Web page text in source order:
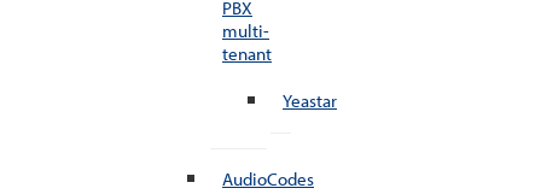
PBX
multi-
tenant
Yeastar
AudioCodes